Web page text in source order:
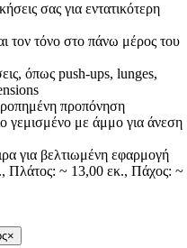
σας για εντατικότερη
τον τόνο στο πάνω μέρος του
όπως push-ups, lunges,
προπόνηση
γεμισμένο με άμμο για άνεση
για βελτιωμένη εφαρμογή
Πλάτος: ~ 13,00 εκ., Πάχος: ~
×